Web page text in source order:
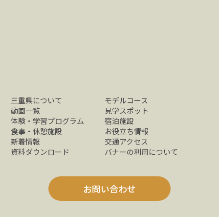
三重県について
モデルコース
動画一覧
見学スポット
体験・学習プログラム
宿泊施設
食事・休憩施設
お役立ち情報
新着情報
交通アクセス
資料ダウンロード
バナーの利用について
お問い合わせ